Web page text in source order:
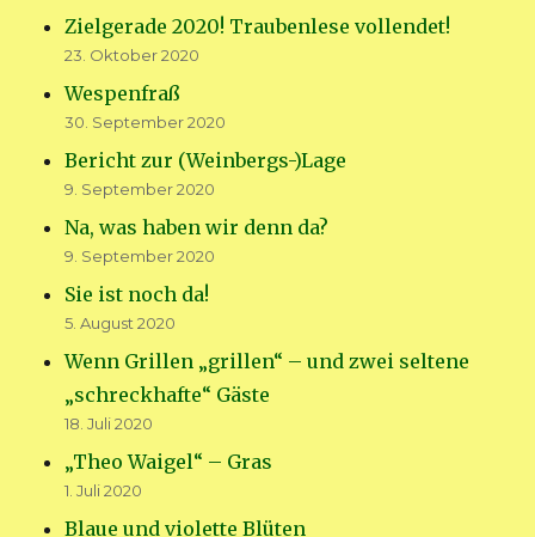
Zielgerade 2020! Traubenlese vollendet!
23. Oktober 2020
Wespenfraß
30. September 2020
Bericht zur (Weinbergs-)Lage
9. September 2020
Na, was haben wir denn da?
9. September 2020
Sie ist noch da!
5. August 2020
Wenn Grillen „grillen“ – und zwei seltene
„schreckhafte“ Gäste
18. Juli 2020
„Theo Waigel“ – Gras
1. Juli 2020
Blaue und violette Blüten